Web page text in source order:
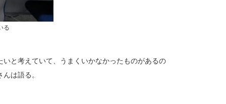
る
と考えていて、うまくいかなかったものがあるの
は語る。